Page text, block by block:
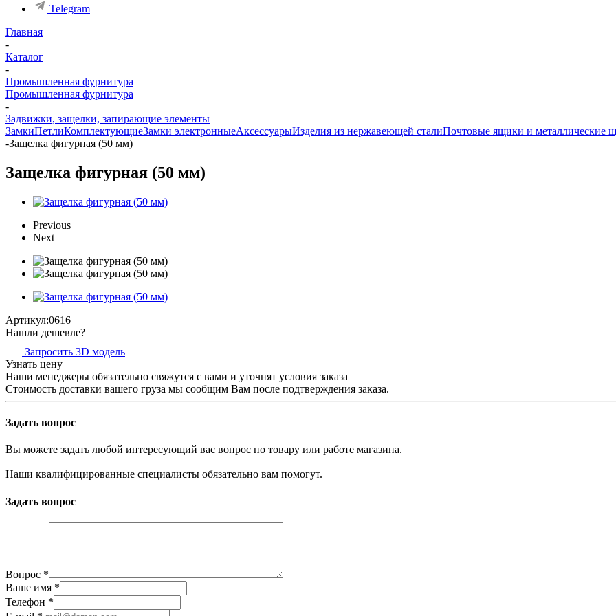
Telegram
Главная
-
Каталог
-
Промышленная фурнитура
Промышленная фурнитура
-
Задвижки, защелки, запирающие элементы
ЗамкиПетлиКомплектующиеЗамки электронныеАксессуарыИзделия из нержавеющей сталиПочтовые ящики и металлические
-Защелка фигурная (50 мм)
Защелка фигурная (50 мм)
Previous
Next
Артикул:0616
Нашли дешевле?
Запросить 3D модель
Узнать цену
Наши менеджеры обязательно свяжутся с вами и уточнят условия заказа
Стоимость доставки вашего груза мы сообщим Вам после подтверждения заказа.
Задать вопрос
Вы можете задать любой интересующий вас вопрос по товару или работе магазина.
Наши квалифицированные специалисты обязательно вам помогут.
Задать вопрос
Вопрос *
Ваше имя *
Телефон *